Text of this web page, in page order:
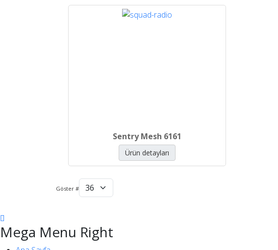
Sentry Mesh 6161
Ürün detayları
Göster #
Mega Menu Right